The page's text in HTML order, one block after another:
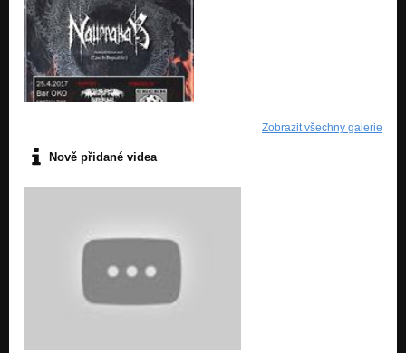
Zobrazit všechny galerie
Nově přidané videa